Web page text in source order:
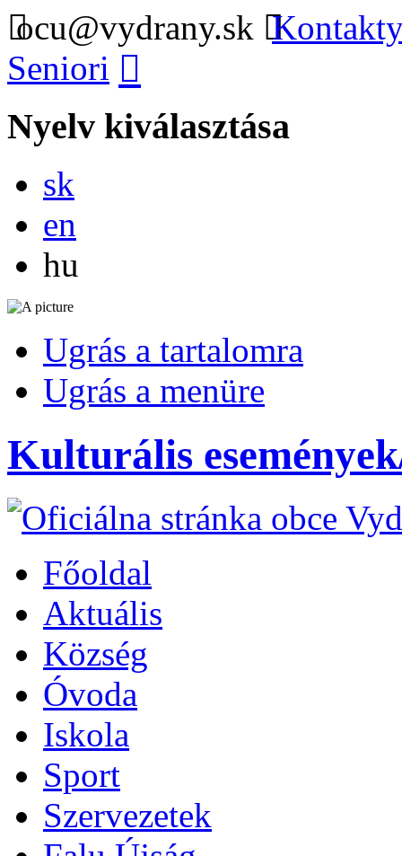
ocu@vydrany.sk
Seniori
Nyelv kiválasztása
sk
en
hu
Ugrás a tartalomra
Ugrás a menüre
Kulturális
Főoldal
Aktuális
Község
Óvoda
Iskola
Sport
Szervezetek